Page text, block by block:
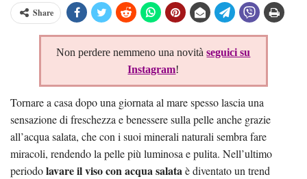
Share
Non perdere nemmeno una novitàseguici su
Instagram!
Tornare a casa dopo una giornata al mare spesso lascia una
sensazione di freschezza e benessere sulla pelle anche grazie
all’acqua salata, che con i suoi minerali naturali sembra fare
miracoli, rendendo la pelle più luminosa e pulita. Nell’ultimo
periodolavare il viso con acqua salataè diventato un trend